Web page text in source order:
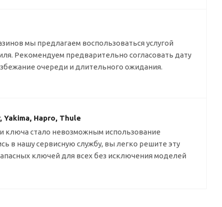
мы предлагаем воспользоваться услугой
Рекомендуем предварительно согласовать дату
очереди и длительного ожидания.
Hapro, Thule
ключа стало невозможным использование
в нашу сервисную службу, вы легко решите эту
ключей для всех без исключения моделей